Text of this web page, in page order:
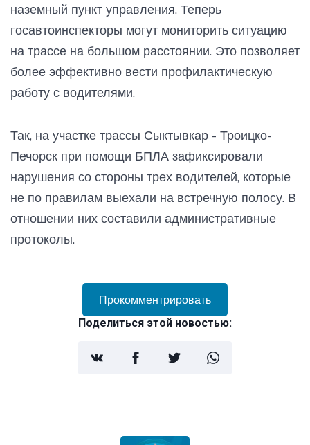
наземный пункт управления. Теперь
госавтоинспекторы могут мониторить ситуацию
на трассе на большом расстоянии. Это позволяет
более эффективно вести профилактическую
работу с водителями.
Так, на участке трассы Сыктывкар - Троицко-
Печорск при помощи БПЛА зафиксировали
нарушения со стороны трех водителей, которые
не по правилам выехали на встречную полосу. В
отношении них составили административные
протоколы.
Прокомментрировать
Поделиться этой новостью: